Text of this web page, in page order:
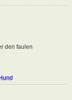
den faulen